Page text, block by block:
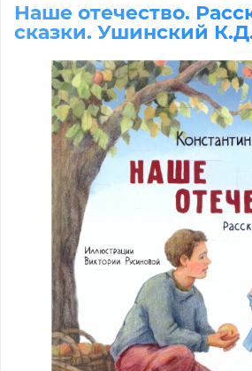
Наше отечество.
сказки. Ушинский